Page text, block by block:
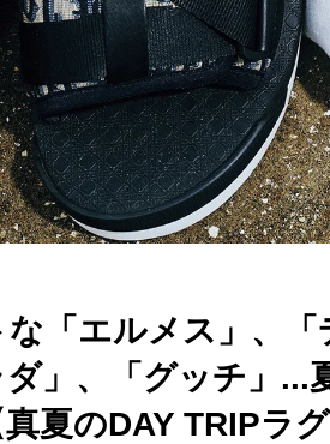
「エルメス」、
」、「グッチ」...
夏のDAY TRIPラ